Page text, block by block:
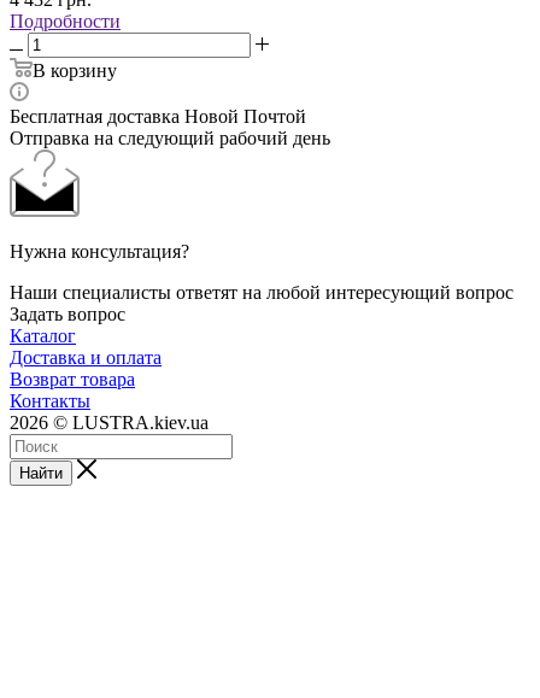
Подробности
В корзину
Бесплатная доставка Новой Почтой
Отправка на следующий рабочий день
Нужна консультация?
Наши специалисты ответят на любой интересующий вопрос
Задать вопрос
Каталог
Доставка и оплата
Возврат товара
Контакты
2026 © LUSTRA.kiev.ua
Найти